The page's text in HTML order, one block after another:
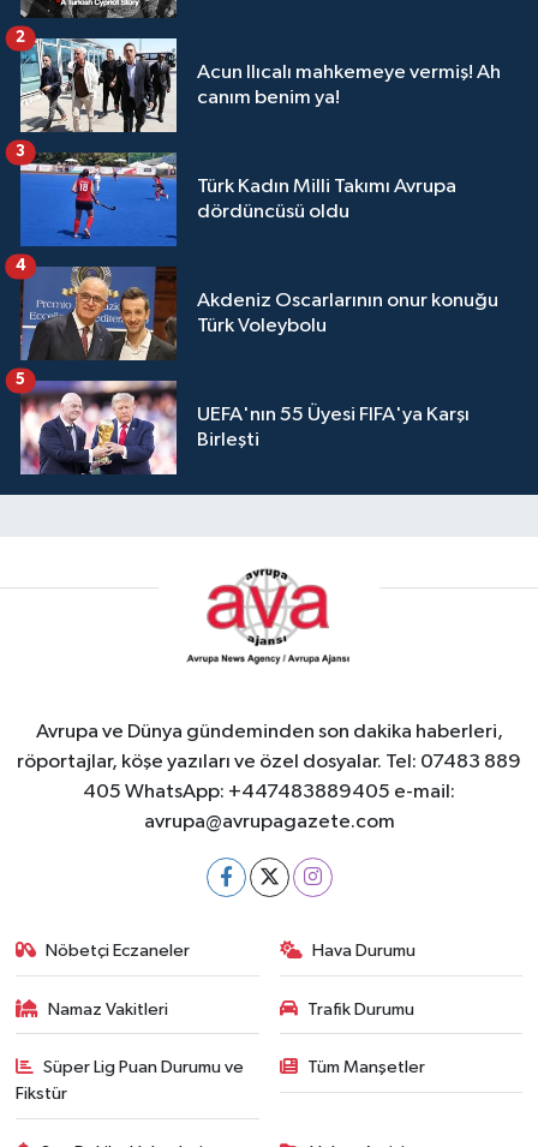
Acun Ilıcalı mahkemeye vermiş! Ah
canım benim ya!
2
Türk Kadın Milli Takımı Avrupa
dördüncüsü oldu
3
Akdeniz Oscarlarının onur konuğu
Türk Voleybolu
4
UEFA'nın 55 Üyesi FIFA'ya Karşı
Birleşti
5
Avrupa ve Dünya gündeminden son dakika haberleri,
röportajlar, köşe yazıları ve özel dosyalar. Tel: 07483 889
405 WhatsApp: +447483889405 e-mail:
avrupa@avrupagazete.com
Nöbetçi Eczaneler Hava Durumu
Namaz Vakitleri Trafik Durumu
Süper Lig Puan Durumu ve
Fikstür
Tüm Manşetler